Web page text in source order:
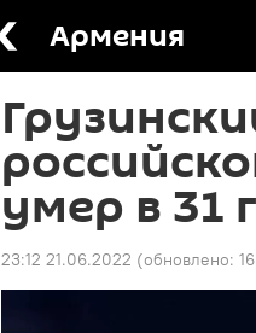
Армения
умер в 31
23:12 21.06.2022 (обновлено: